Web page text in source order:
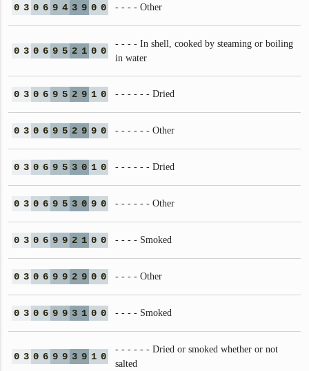
0 3 0 6 9 4 3 9 0 0 - - - - Other
0 3 0 6 9 5 2 1 0 0
- - - - In shell, cooked by steaming or boiling
in water
0 3 0 6 9 5 2 9 1 0 - - - - - - Dried
0 3 0 6 9 5 2 9 9 0 - - - - - - Other
0 3 0 6 9 5 3 0 1 0 - - - - - - Dried
0 3 0 6 9 5 3 0 9 0 - - - - - - Other
0 3 0 6 9 9 2 1 0 0 - - - - Smoked
0 3 0 6 9 9 2 9 0 0 - - - - Other
0 3 0 6 9 9 3 1 0 0 - - - - Smoked
0 3 0 6 9 9 3 9 1 0
- - - - - - Dried or smoked whether or not
salted